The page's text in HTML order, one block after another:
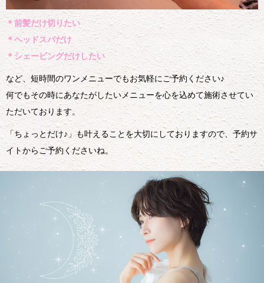
＊前髪だけ切りたい
＊ヘッドスパだけ
＊シェービングだけしたい
など、短時間のワンメニューでもお気軽にご予約ください♪
何でもその時にあなたがしたいメニューを心を込めて施術させてい
ただいております。
「ちょっとだけ♪」も叶えることを大切にしておりますので、予約サ
イトからご予約くださいね。